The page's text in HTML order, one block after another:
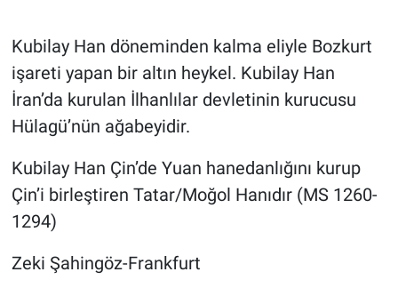
Kubilay Han döneminden kalma eliyle Bozkurt
işareti yapan bir altın heykel. Kubilay Han
İran’da kurulan İlhanlılar devletinin kurucusu
Hülagü’nün ağabeyidir.
Kubilay Han Çin’de Yuan hanedanlığını kurup
Çin’i birleştiren Tatar/Moğol Hanıdır (MS 1260-
1294)
Zeki Şahingöz-Frankfurt